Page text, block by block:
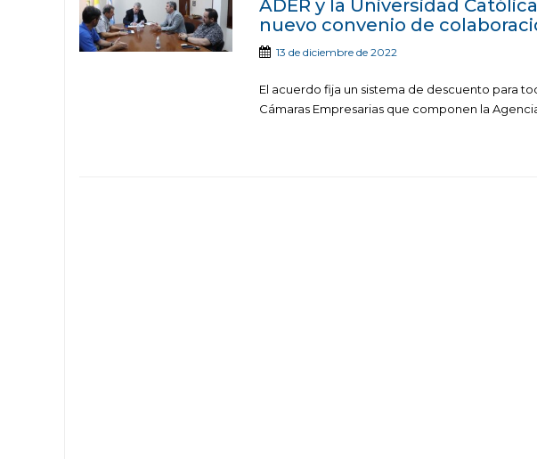
ADER y la Universidad
nuevo convenio de
13 de diciembre de 2022
El acuerdo fija un sistema de descuento para
Cámaras Empresarias que componen la